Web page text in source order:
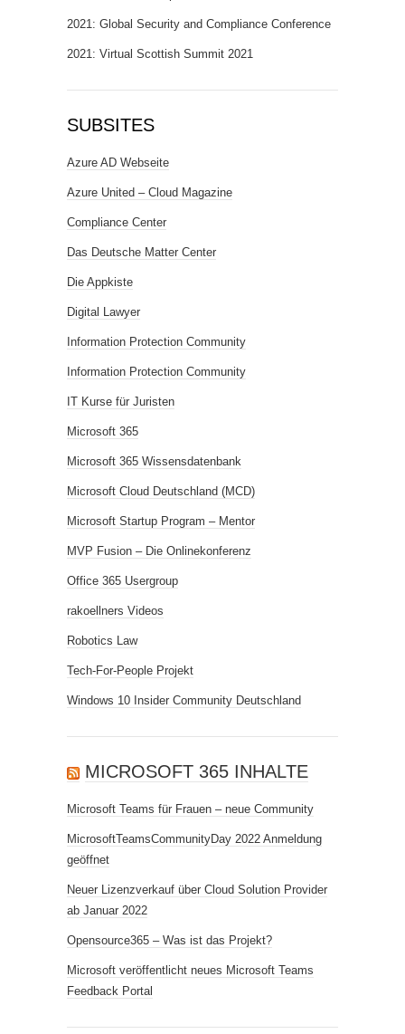
2021: Global Security and Compliance Conference
2021: Virtual Scottish Summit 2021
SUBSITES
Azure AD Webseite
Azure United – Cloud Magazine
Compliance Center
Das Deutsche Matter Center
Die Appkiste
Digital Lawyer
Information Protection Community
Information Protection Community
IT Kurse für Juristen
Microsoft 365
Microsoft 365 Wissensdatenbank
Microsoft Cloud Deutschland (MCD)
Microsoft Startup Program – Mentor
MVP Fusion – Die Onlinekonferenz
Office 365 Usergroup
rakoellners Videos
Robotics Law
Tech-For-People Projekt
Windows 10 Insider Community Deutschland
MICROSOFT 365 INHALTE
Microsoft Teams für Frauen – neue Community
MicrosoftTeamsCommunityDay 2022 Anmeldung
geöffnet
Neuer Lizenzverkauf über Cloud Solution Provider
ab Januar 2022
Opensource365 – Was ist das Projekt?
Microsoft veröffentlicht neues Microsoft Teams
Feedback Portal